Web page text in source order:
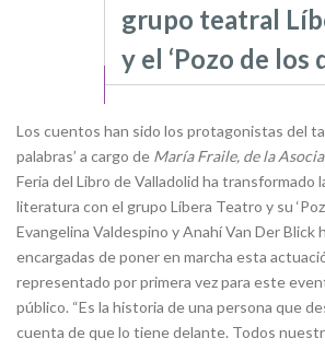
grupo teatral
y el ‘Pozo de los
Los cuentos han sido los protagonistas del
palabras’ a cargo de María Fraile, de la
Feria del Libro de Valladolid ha transformado
literatura con el grupo Líbera Teatro y su
Evangelina Valdespino y Anahí Van Der Blick
encargadas de poner en marcha esta
representado por primera vez para este
público. “Es la historia de una persona que
cuenta de que lo tiene delante. Todos